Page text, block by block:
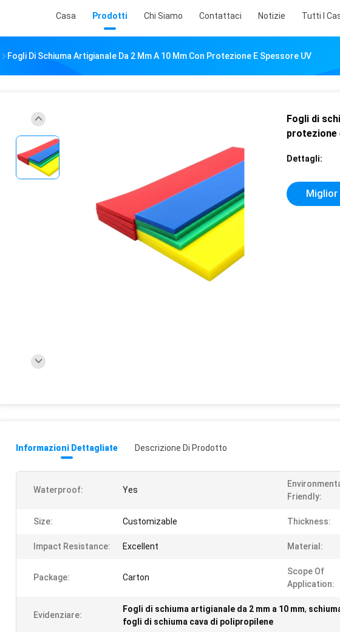
Casa Prodotti Chi Siamo Contattaci Notizie Tutti I
Fogli Di Schiuma Artigianale Da 2 Mm A 10 Mm Con Protezione E Spessore UV
Fogli di
protezione
Dettagli:
Miglior
Informazioni Dettagliate Descrizione Di Prodotto
Waterproof: Yes
Friendly:
Size: Customizable Thickness:
Impact Resistance: Excellent Material:
Package: Carton
Scope Of
Application:
Evidenziare:
Fogli di schiuma artigianale da 2 mm a 10 mm,
fogli di schiuma cava di polipropilene